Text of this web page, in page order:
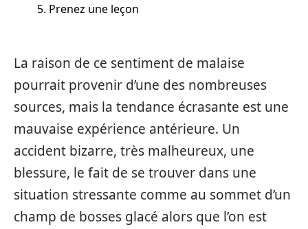
5. Prenez une leçon
La raison de ce sentiment de malaise
pourrait provenir d’une des nombreuses
sources, mais la tendance écrasante est une
mauvaise expérience antérieure. Un
accident bizarre, très malheureux, une
blessure, le fait de se trouver dans une
situation stressante comme au sommet d’un
champ de bosses glacé alors que l’on est